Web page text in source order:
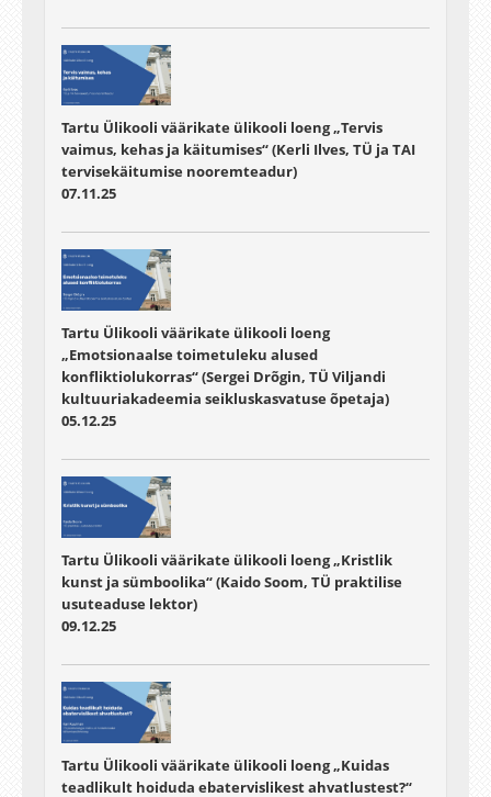
Tartu Ülikooli väärikate ülikooli loeng „Tervis
vaimus, kehas ja käitumises“ (Kerli Ilves, TÜ ja TAI
tervisekäitumise nooremteadur)
07.11.25
Tartu Ülikooli väärikate ülikooli loeng
„Emotsionaalse toimetuleku alused
konfliktiolukorras“ (Sergei Drõgin, TÜ Viljandi
kultuuriakadeemia seikluskasvatuse õpetaja)
05.12.25
Tartu Ülikooli väärikate ülikooli loeng „Kristlik
kunst ja sümboolika“ (Kaido Soom, TÜ praktilise
usuteaduse lektor)
09.12.25
Tartu Ülikooli väärikate ülikooli loeng „Kuidas
teadlikult hoiduda ebatervislikest ahvatlustest?“